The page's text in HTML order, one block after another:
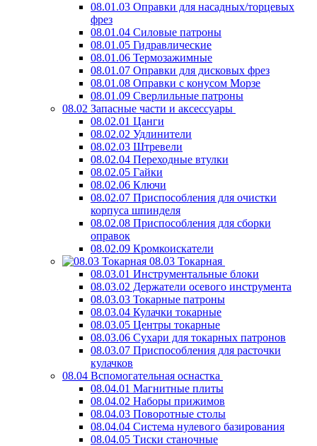
08.01.03 Оправки для насадных/торцевых
фрез
08.01.04 Силовые патроны
08.01.05 Гидравлические
08.01.06 Термозажимные
08.01.07 Оправки для дисковых фрез
08.01.08 Оправки с конусом Морзе
08.01.09 Сверлильные патроны
08.02 Запасные части и аксессуары
08.02.01 Цанги
08.02.02 Удлинители
08.02.03 Штревели
08.02.04 Переходные втулки
08.02.05 Гайки
08.02.06 Ключи
08.02.07 Приспособления для очистки
корпуса шпинделя
08.02.08 Приспособления для сборки
оправок
08.02.09 Кромкоискатели
08.03 Токарная
08.03.01 Инструментальные блоки
08.03.02 Держатели осевого инструмента
08.03.03 Токарные патроны
08.03.04 Кулачки токарные
08.03.05 Центры токарные
08.03.06 Сухари для токарных патронов
08.03.07 Приспособления для расточки
кулачков
08.04 Вспомогательная оснастка
08.04.01 Магнитные плиты
08.04.02 Наборы прижимов
08.04.03 Поворотные столы
08.04.04 Система нулевого базирования
08.04.05 Тиски станочные